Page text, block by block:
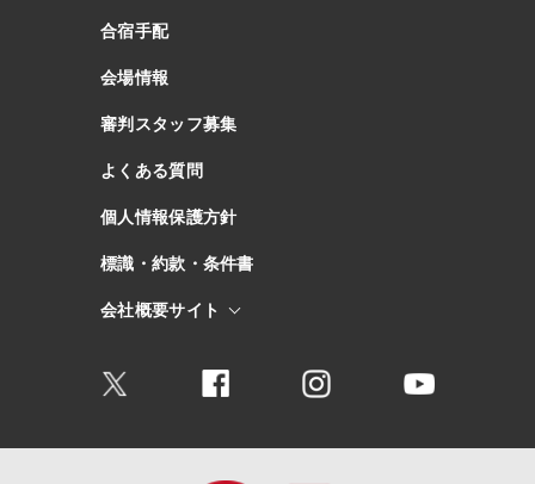
合宿手配
会場情報
審判スタッフ募集
よくある質問
個人情報保護方針
標識・約款・条件書
会社概要サイト